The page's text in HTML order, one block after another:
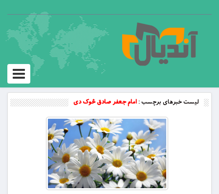
Toggle
لیست خبرهای برچسب :امام جعفر صادق څوک دی